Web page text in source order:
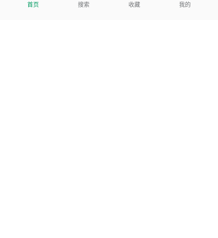
首页 搜索 收藏 我的
我们努力把每一个工具做成批量处理的产品